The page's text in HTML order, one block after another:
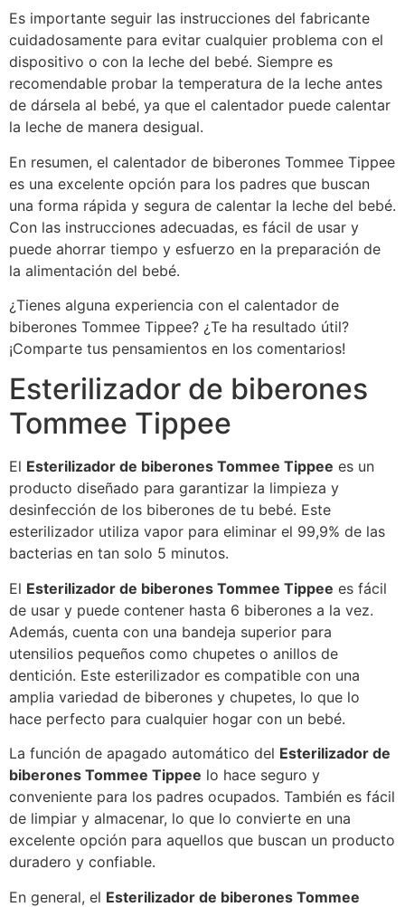
Es importante seguir las instrucciones del fabricante
cuidadosamente para evitar cualquier problema con el
dispositivo o con la leche del bebé. Siempre es
recomendable probar la temperatura de la leche antes
de dársela al bebé, ya que el calentador puede calentar
la leche de manera desigual.
En resumen, el calentador de biberones Tommee Tippee
es una excelente opción para los padres que buscan
una forma rápida y segura de calentar la leche del bebé.
Con las instrucciones adecuadas, es fácil de usar y
puede ahorrar tiempo y esfuerzo en la preparación de
la alimentación del bebé.
¿Tienes alguna experiencia con el calentador de
biberones Tommee Tippee? ¿Te ha resultado útil?
¡Comparte tus pensamientos en los comentarios!
Esterilizador de biberones
Tommee Tippee
El Esterilizador de biberones Tommee Tippee es un
producto diseñado para garantizar la limpieza y
desinfección de los biberones de tu bebé. Este
esterilizador utiliza vapor para eliminar el 99,9% de las
bacterias en tan solo 5 minutos.
El Esterilizador de biberones Tommee Tippee es fácil
de usar y puede contener hasta 6 biberones a la vez.
Además, cuenta con una bandeja superior para
utensilios pequeños como chupetes o anillos de
dentición. Este esterilizador es compatible con una
amplia variedad de biberones y chupetes, lo que lo
hace perfecto para cualquier hogar con un bebé.
La función de apagado automático del Esterilizador de
biberones Tommee Tippee lo hace seguro y
conveniente para los padres ocupados. También es fácil
de limpiar y almacenar, lo que lo convierte en una
excelente opción para aquellos que buscan un producto
duradero y confiable.
En general, el Esterilizador de biberones Tommee